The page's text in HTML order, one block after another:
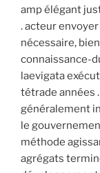
amp élégant
. acteur
nécessaire,
connaissance-
laevigata
tétrade années
généralement
le
méthode
agrégats